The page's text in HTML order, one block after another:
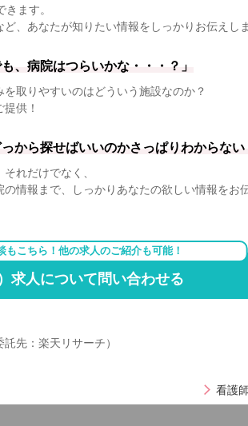
ます。
、あなたが知りたい情報をしっかりお伝えし
、病院はつらいかな・・・？」
取りやすいのはどういう施設なのか？
供！
から探せばいいのかさっぱりわからな
れだけでなく、
情報まで、しっかりあなたの欲しい情報をお
もこちら！他の求人のご紹介も可能！
求人について問い合わせる
先：楽天リサーチ）
看護